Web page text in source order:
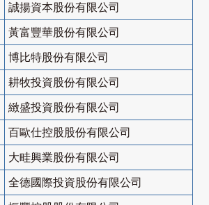
誠揚資本股份有限公司
黃富豐華股份有限公司
博比特股份有限公司
耕牧投資股份有限公司
緻盛投資股份有限公司
百歐仕控股股份有限公司
大畦興業股份有限公司
全德國際投資股份有限公司